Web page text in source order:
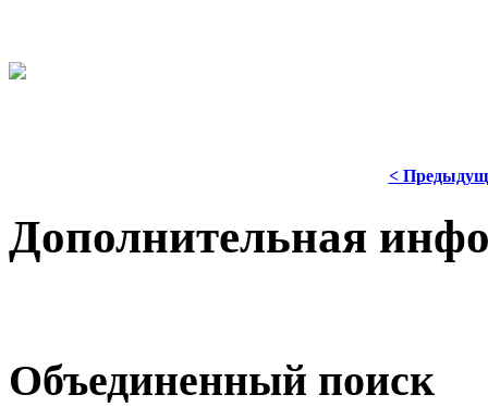
<
Дополнительная
Объединенный поиск